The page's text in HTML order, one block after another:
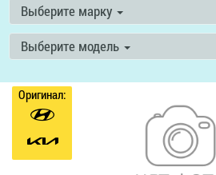
Выберите марку
Выберите модель
Оригинал: